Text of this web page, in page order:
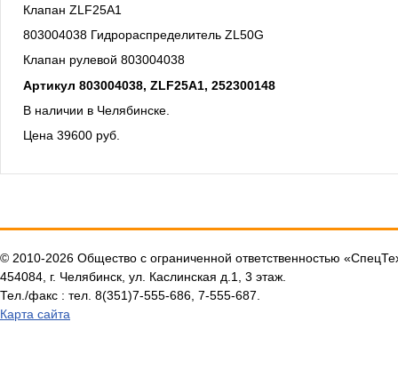
Клапан ZLF25A1
803004038 Гидрораспределитель ZL50G
Клапан рулевой 803004038
Артикул 803004038, ZLF25A1, 252300148
В наличии в Челябинске.
Цена 39600 руб.
© 2010-2026 Общество с ограниченной ответственностью
454084, г. Челябинск, ул. Каслинская д.1, 3 этаж.
Тел./факс : тел. 8(351)7-555-686, 7-555-687.
Карта сайта